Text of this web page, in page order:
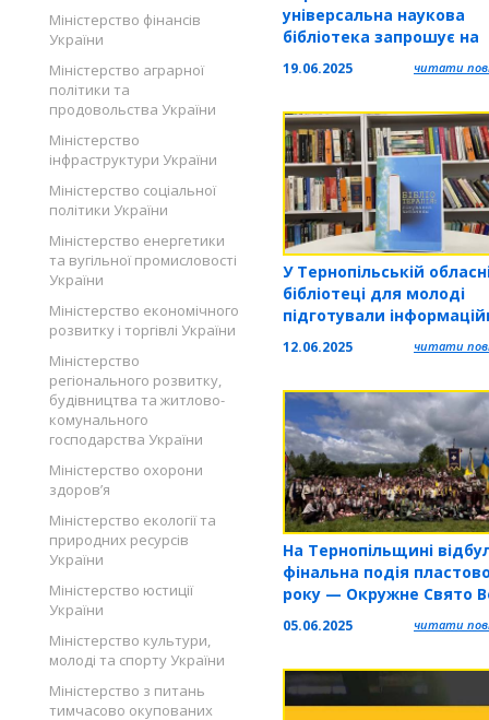
Міністерство фінансів
України
Міністерство аграрної
політики та
продовольства України
Міністерство
інфраструктури України
Міністерство соціальної
політики України
Міністерство енергетики
та вугільної промисловості
України
Міністерство економічного
розвитку і торгівлі України
Міністерство
регіонального розвитку,
будівництва та житлово-
комунального
господарства України
Міністерство охорони
здоров’я
Міністерство екології та
природних ресурсів
України
Міністерство юстиції
України
Міністерство культури,
молоді та спорту України
Міністерство з питань
тимчасово окупованих
універсальна наукова
бібліотека запрошує на
презентацію книжки
нащадки катів мого
Ольги Гуцал»
Новоженця
19.06.2025 читати
У Тернопільській
бібліотеці для молоді
підготували
дайджест
лікування читанням»
12.06.2025 читати
На Тернопільщині
фінальна подія
року — Окружне Свято
05.06.2025 читати